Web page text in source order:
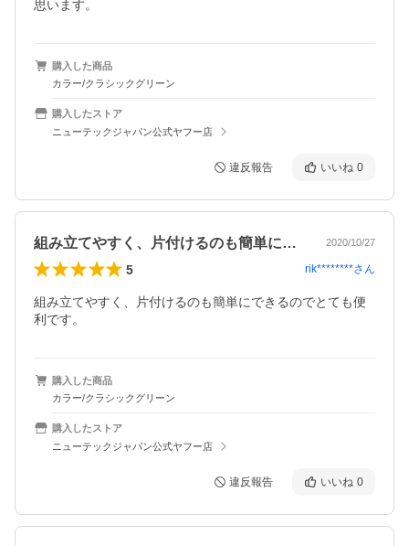
思います。
購入した商品
カラー/クラシックグリーン
購入したストア
ニューテックジャパン公式ヤフー店
違反報告 いいね 0
組み立てやすく、片付けるのも簡単にでき… 2020/10/27
5 rik********さん
組み立てやすく、片付けるのも簡単にできるのでとても便
利です。
購入した商品
カラー/クラシックグリーン
購入したストア
ニューテックジャパン公式ヤフー店
違反報告 いいね 0